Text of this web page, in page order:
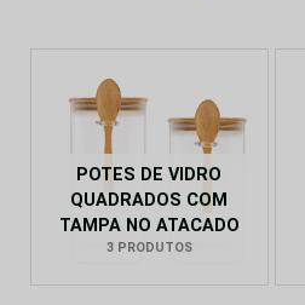
POTES DE VIDRO
QUADRADOS COM
TAMPA NO ATACADO
3 PRODUTOS